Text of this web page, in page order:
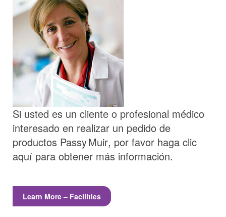
Si usted es un cliente o profesional médico
interesado en realizar un pedido de
productos Passy Muir, por favor haga clic
aquí para obtener más información.
Learn More – Facilities